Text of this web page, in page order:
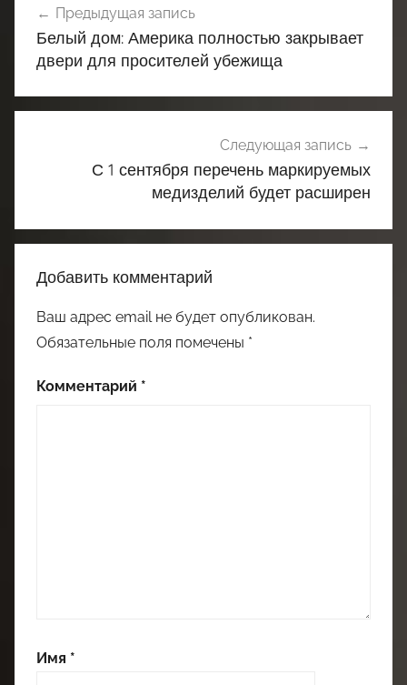
по
записям
Предыдущая запись
Белый дом: Америка полностью закрывает
двери для просителей убежища
Следующая запись
С 1 сентября перечень маркируемых
медизделий будет расширен
Добавить комментарий
Ваш адрес email не будет опубликован.
Обязательные поля помечены *
Комментарий *
Имя *